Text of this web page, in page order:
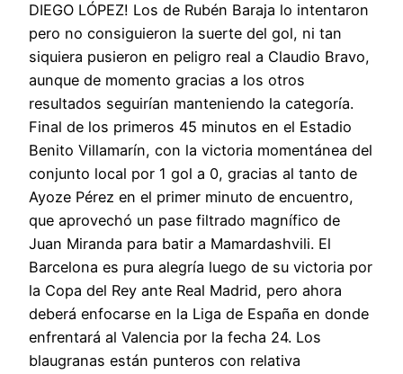
DIEGO LÓPEZ! Los de Rubén Baraja lo intentaron
pero no consiguieron la suerte del gol, ni tan
siquiera pusieron en peligro real a Claudio Bravo,
aunque de momento gracias a los otros
resultados seguirían manteniendo la categoría.
Final de los primeros 45 minutos en el Estadio
Benito Villamarín, con la victoria momentánea del
conjunto local por 1 gol a 0, gracias al tanto de
Ayoze Pérez en el primer minuto de encuentro,
que aprovechó un pase filtrado magnífico de
Juan Miranda para batir a Mamardashvili. El
Barcelona es pura alegría luego de su victoria por
la Copa del Rey ante Real Madrid, pero ahora
deberá enfocarse en la Liga de España en donde
enfrentará al Valencia por la fecha 24. Los
blaugranas están punteros con relativa